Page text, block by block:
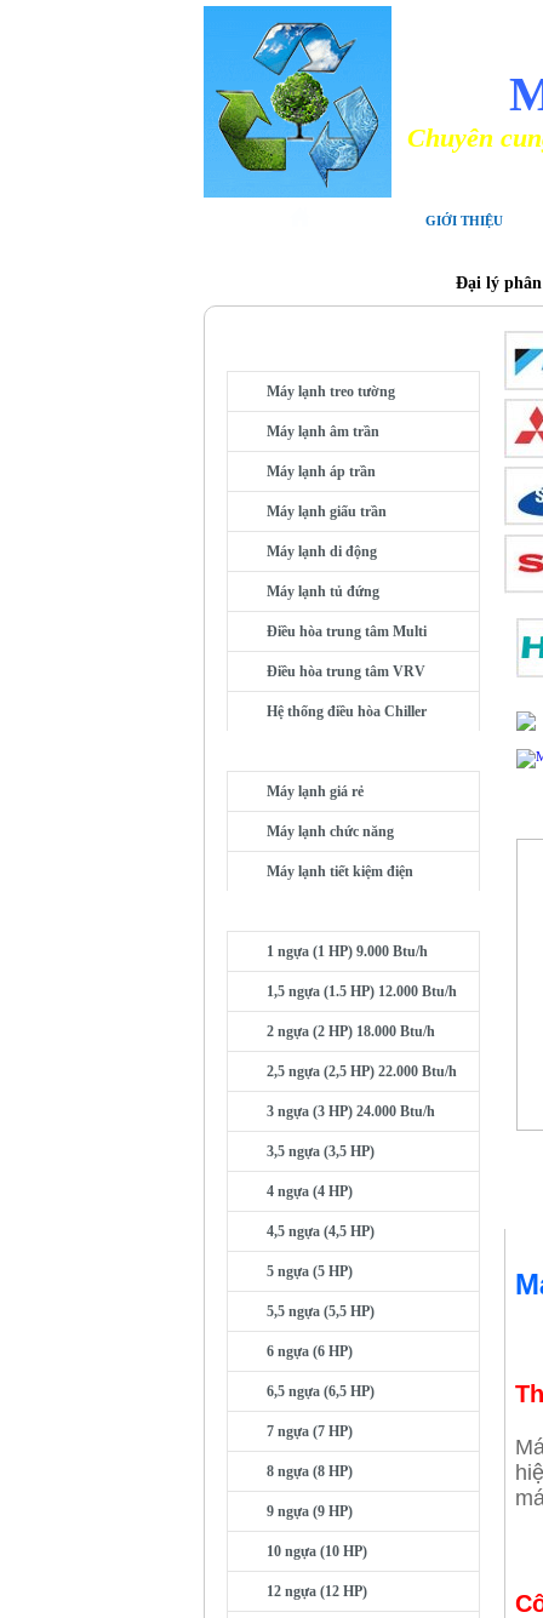
Chuyên cung cấp
GIỚI THIỆU
Đại lý phân
Máy lạnh treo tường
Máy lạnh âm trần
Máy lạnh áp trần
Máy lạnh giấu trần
Máy lạnh di động
Máy lạnh tủ đứng
Điều hòa trung tâm Multi
Điều hòa trung tâm VRV
Hệ thống điều hòa Chiller
Máy lạnh giá rẻ
Máy lạnh chức năng
Máy lạnh tiết kiệm điện
1 ngựa (1 HP) 9.000 Btu/h
1,5 ngựa (1.5 HP) 12.000 Btu/h
2 ngựa (2 HP) 18.000 Btu/h
2,5 ngựa (2,5 HP) 22.000 Btu/h
3 ngựa (3 HP) 24.000 Btu/h
3,5 ngựa (3,5 HP)
4 ngựa (4 HP)
4,5 ngựa (4,5 HP)
5 ngựa (5 HP)
5,5 ngựa (5,5 HP)
6 ngựa (6 HP)
6,5 ngựa (6,5 HP)
7 ngựa (7 HP)
8 ngựa (8 HP)
9 ngựa (9 HP)
10 ngựa (10 HP)
12 ngựa (12 HP) C